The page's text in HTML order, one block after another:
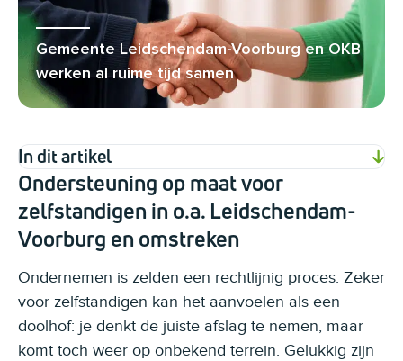
Gemeente Leidschendam-Voorburg en OKB
werken al ruime tijd samen
In dit artikel
Ondersteuning op maat voor
zelfstandigen in o.a. Leidschendam-
Voorburg en omstreken
Ondernemen is zelden een rechtlijnig proces. Zeker
voor zelfstandigen kan het aanvoelen als een
doolhof: je denkt de juiste afslag te nemen, maar
komt toch weer op onbekend terrein. Gelukkig zijn